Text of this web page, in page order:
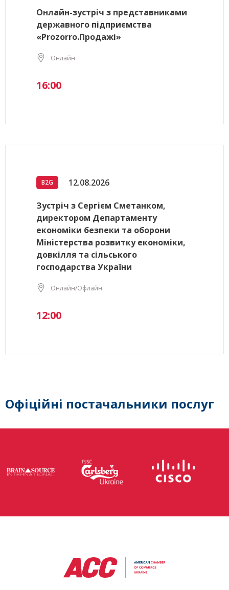
Онлайн-зустріч з представниками
державного підприємства
«Prozorro.Продажі»
Онлайн
16:00
B2G 12.08.2026
Зустріч з Сергієм Сметанком,
директором Департаменту
економіки безпеки та оборони
Міністерства розвитку економіки,
довкілля та сільського
господарства України
Онлайн/Офлайн
12:00
Офіційні постачальники послуг